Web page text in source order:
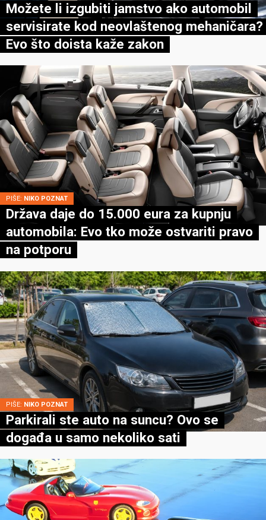
Možete li izgubiti jamstvo ako automobil
servisirate kod neovlaštenog mehaničara?
Evo što doista kaže zakon
PIŠE: NIKO POZNAT
Država daje do 15.000 eura za kupnju
automobila: Evo tko može ostvariti pravo
na potporu
PIŠE: NIKO POZNAT
Parkirali ste auto na suncu? Ovo se
događa u samo nekoliko sati